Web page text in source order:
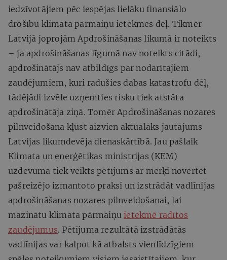
iedzīvotājiem pēc iespējas lielāku finansiālo
drošību klimata pārmaiņu ietekmes dēļ. Tikmēr
Latvijā joprojām Apdrošināšanas likumā ir noteikts
– ja apdrošināšanas līgumā nav noteikts citādi,
apdrošinātājs nav atbildīgs par nodarītajiem
zaudējumiem, kuri radušies dabas katastrofu dēļ,
tādējādi izvēle uzņemties risku tiek atstāta
apdrošinātāja ziņā. Tomēr Apdrošināšanas nozares
pilnveidošana kļūst aizvien aktuālāks jautājums
Latvijas likumdevēja dienaskārtībā. Jau pašlaik
Klimata un enerģētikas ministrijas (KEM)
uzdevumā tiek veikts pētījums ar mērķi novērtēt
pašreizējo izmantoto praksi un izstrādāt vadlīnijas
apdrošināšanas nozares pilnveidošanai, lai
mazinātu klimata pārmaiņu ietekmē radītos
zaudējumus. Pētījuma rezultātā izstrādātās
vadlīnijas var kalpot kā atbalsts vienlīdzīgiem